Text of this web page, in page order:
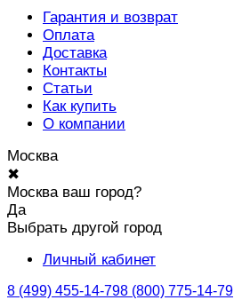
Гарантия и возврат
Оплата
Доставка
Контакты
Статьи
Как купить
О компании
Москва
✖
Москва ваш город?
Да
Выбрать другой город
Личный кабинет
8 (499) 455-14-798 (800) 775-14-79